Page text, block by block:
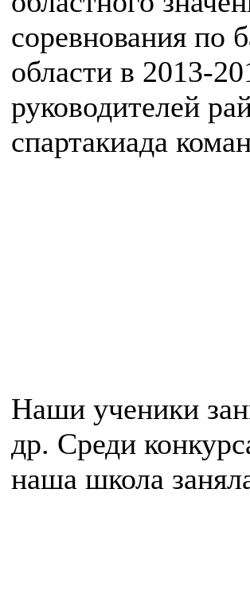
соревнования по
области в 2013-
руководителей
спартакиада
Наши ученики
др. Среди
наша школа